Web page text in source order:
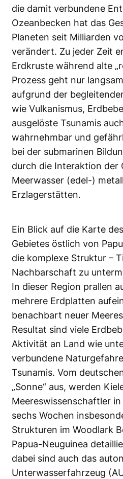
die damit verbundene
Ozeanbecken hat das
Planeten seit Milliarden
verändert. Zu jeder Zeit
Erdkruste während alte
Prozess geht nur
aufgrund der
wie Vulkanismus,
ausgelöste Tsunamis
wahrnehmbar und
bei der submarinen
durch die Interaktion der
Meerwasser (edel-)
Erzlagerstätten.
Ein Blick auf die Karte
Gebietes östlich von
die komplexe Struktur –
Nachbarschaft zu
In dieser Region prallen
mehrere Erdplatten
benachbart neuer
Resultat sind viele
Aktivität an Land wie
verbundene
Tsunamis. Vom
„Sonne“ aus, werden
Meereswissenschaftler
sechs Wochen
Strukturen im Woodlark
Papua-Neuguinea
dabei sind auch das
Unterwasserfahrzeug